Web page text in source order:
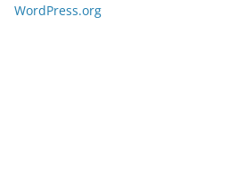
WordPress.org